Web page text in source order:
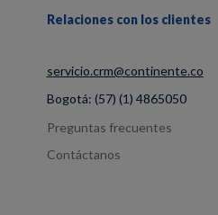
Relaciones con los clientes
servicio.crm@continente.co
Bogotá: (57) (1) 4865050
Preguntas frecuentes
Contáctanos